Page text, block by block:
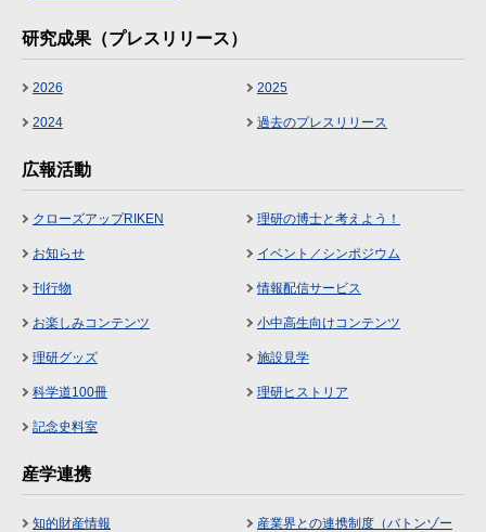
研究成果（プレスリリース）
2026 2025
2024 過去のプレスリリース
広報活動
クローズアップRIKEN 理研の博士と考えよう！
お知らせ イベント／シンポジウム
刊行物 情報配信サービス
お楽しみコンテンツ 小中高生向けコンテンツ
理研グッズ 施設見学
科学道100冊 理研ヒストリア
記念史料室
産学連携
知的財産情報
産業界との連携制度（バトンゾー